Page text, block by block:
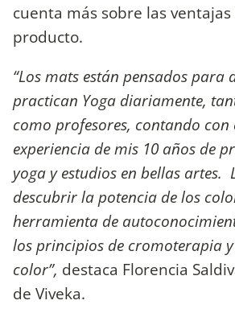
cuenta más sobre las ventajas
producto.
“Los mats están pensados para
practican Yoga diariamente,
como profesores, contando con
experiencia de mis 10 años de
yoga y estudios en bellas artes.
descubrir la potencia de los
herramienta de
los principios de cromoterapia
color”, destaca Florencia
de Viveka.